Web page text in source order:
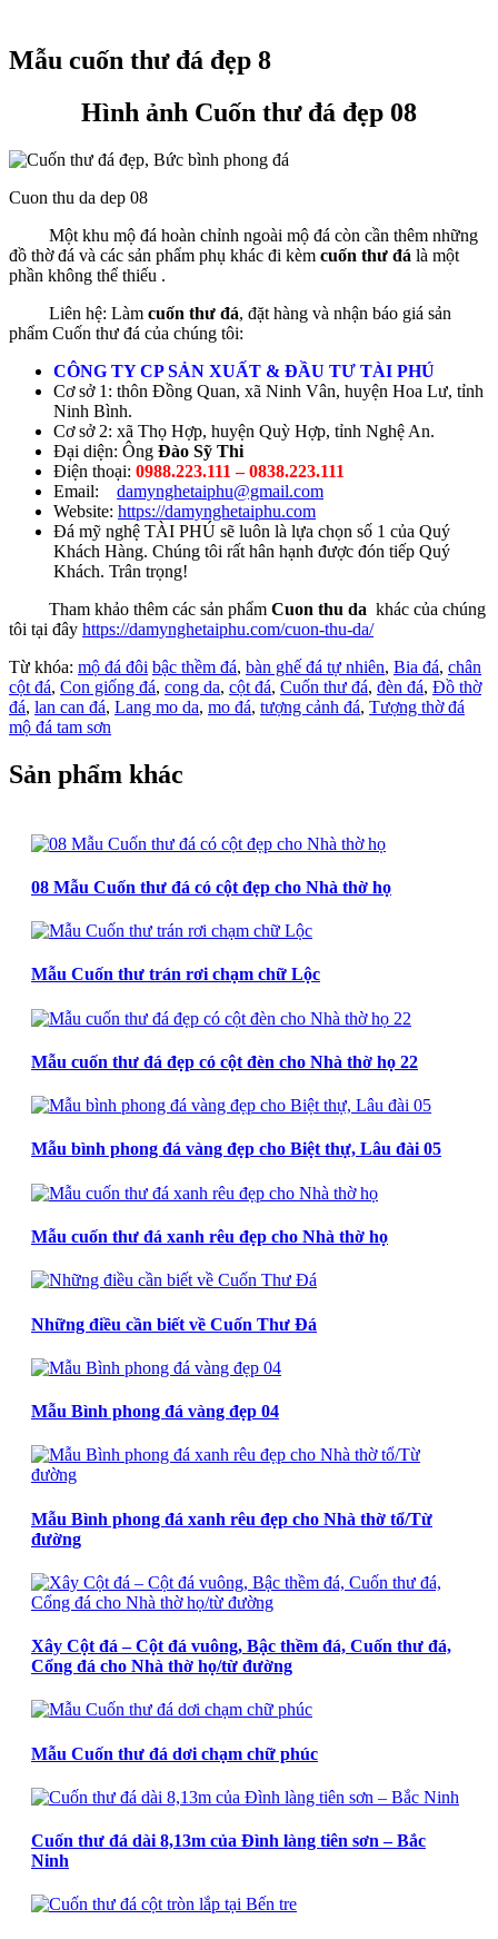
Mẫu cuốn thư đá đẹp 8
Hình ảnh Cuốn thư đá đẹp 08
Cuon thu da dep 08
Một khu mộ đá hoàn chỉnh ngoài mộ đá còn cần thêm những
đồ thờ đá và các sản phẩm phụ khác đi kèm cuốn thư đá là một
phần không thể thiếu .
Liên hệ: Làm cuốn thư đá, đặt hàng và nhận báo giá sản
phẩm Cuốn thư đá của chúng tôi:
CÔNG TY CP SẢN XUẤT & ĐẦU TƯ TÀI PHÚ
Cơ sở 1: thôn Đồng Quan, xã Ninh Vân, huyện Hoa Lư, tỉnh
Ninh Bình.
Cơ sở 2: xã Thọ Hợp, huyện Quỳ Hợp, tỉnh Nghệ An.
Đại diện: Ông Đào Sỹ Thi
Điện thoại: 0988.223.111 – 0838.223.111
Email: damynghetaiphu@gmail.com
Website: https://damynghetaiphu.com
Đá mỹ nghệ TÀI PHÚ sẽ luôn là lựa chọn số 1 của Quý
Khách Hàng. Chúng tôi rất hân hạnh được đón tiếp Quý
Khách. Trân trọng!
Tham khảo thêm các sản phẩm Cuon thu da khác của chúng
tôi tại đây https://damynghetaiphu.com/cuon-thu-da/
Từ khóa: mộ đá đôi bậc thềm đá, bàn ghế đá tự nhiên, Bia đá, chân
cột đá, Con giống đá, cong da, cột đá, Cuốn thư đá, đèn đá, Đồ thờ
đá, lan can đá, Lang mo da, mo đá, tượng cảnh đá, Tượng thờ đá
mộ đá tam sơn
Sản phẩm khác
08 Mẫu Cuốn thư đá có cột đẹp cho Nhà thờ họ
Mẫu Cuốn thư trán rơi chạm chữ Lộc
Mẫu cuốn thư đá đẹp có cột đèn cho Nhà thờ họ 22
Mẫu bình phong đá vàng đẹp cho Biệt thự, Lâu đài 05
Mẫu cuốn thư đá xanh rêu đẹp cho Nhà thờ họ
Những điều cần biết về Cuốn Thư Đá
Mẫu Bình phong đá vàng đẹp 04
Mẫu Bình phong đá xanh rêu đẹp cho Nhà thờ tổ/Từ
đường
Xây Cột đá – Cột đá vuông, Bậc thềm đá, Cuốn thư đá,
Cổng đá cho Nhà thờ họ/từ đường
Mẫu Cuốn thư đá dơi chạm chữ phúc
Cuốn thư đá dài 8,13m của Đình làng tiên sơn – Bắc
Ninh